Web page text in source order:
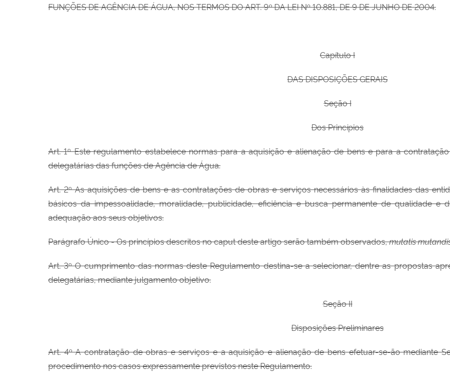
FUNÇÕES DE AGÊNCIA DE ÁGUA, NOS TERMOS DO ART. 9º DA LEI Nº 10.881, DE 9 DE JUNHO DE 2004.
Capítulo I
DAS DISPOSIÇÕES GERAIS
Seção I
Dos Princípios
Art. 1º Este regulamento estabelece normas para a aquisição e alienação de bens e para a
delegatárias das funções de Agência de Água.
Art. 2º As aquisições de bens e as contratações de obras e serviços necessários às finalidades das
básicos da impessoalidade, moralidade, publicidade, eficiência e busca permanente de qualidade
adequação aos seus objetivos.
Parágrafo Único - Os princípios descritos no caput deste artigo serão também observados,mutatis
Art. 3º O cumprimento das normas deste Regulamento destina-se a selecionar, dentre as propostas
delegatárias, mediante julgamento objetivo.
Seção II
Disposições Preliminares
Art. 4º A contratação de obras e serviços e a aquisição e alienação de bens efetuar-se-ão mediante
procedimento nos casos expressamente previstos neste Regulamento.